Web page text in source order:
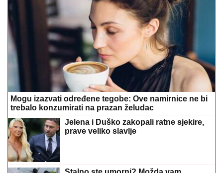
Mogu izazvati određene tegobe: Ove namirnice ne bi
trebalo konzumirati na prazan želudac
Jelena i Duško zakopali ratne sjekire,
prave veliko slavlje